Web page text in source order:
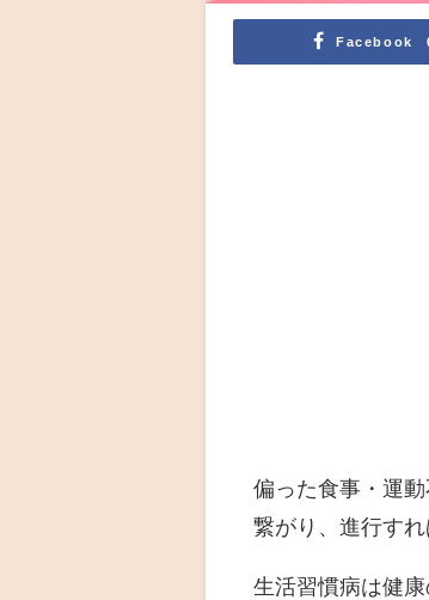
Facebook
偏った食事・運
繋がり、進行す
生活習慣病は健